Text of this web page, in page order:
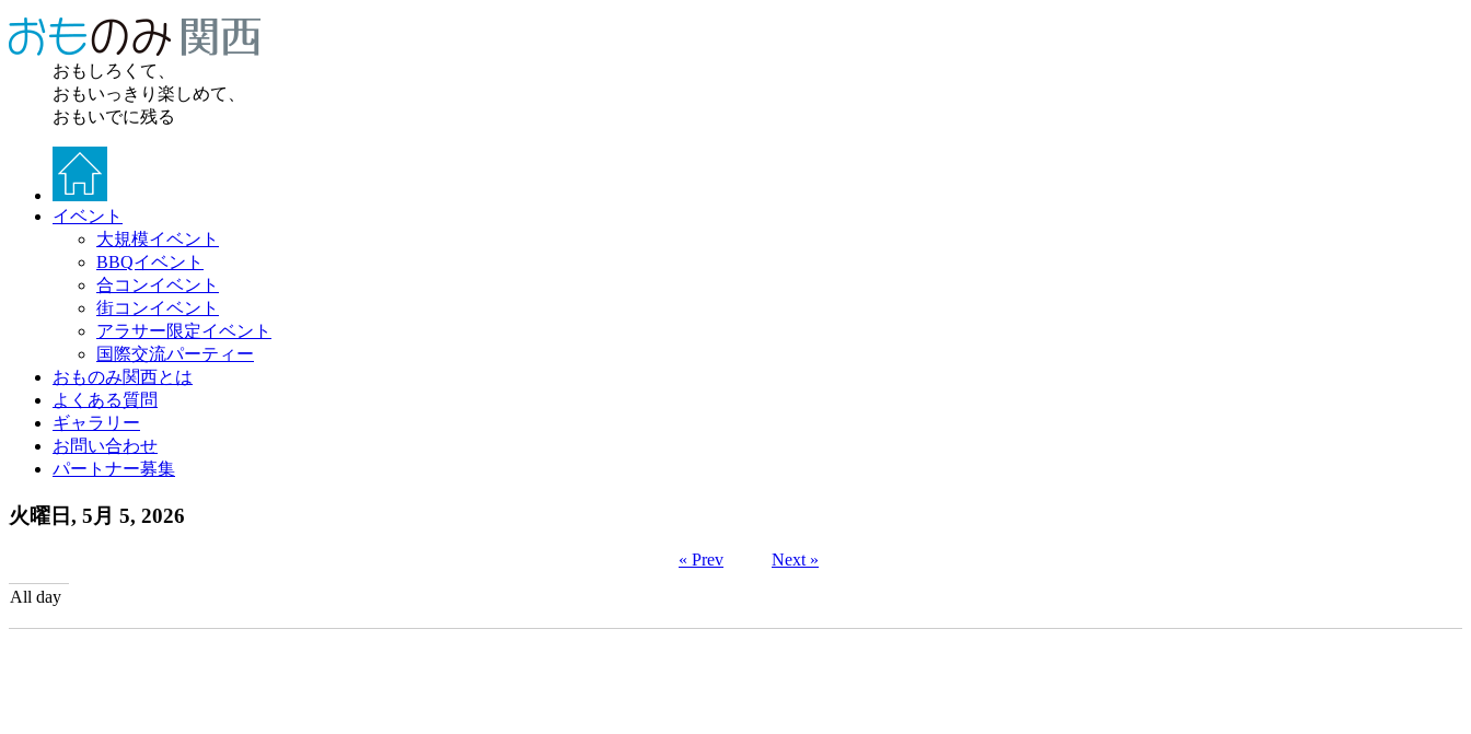
おもしろくて、
おもいっきり楽しめて、
おもいでに残る
イベント
大規模イベント
BBQイベント
合コンイベント
街コンイベント
アラサー限定イベント
国際交流パーティー
おものみ関西とは
よくある質問
ギャラリー
お問い合わせ
パートナー募集
火曜日, 5月 5, 2026
« Prev
Next »
All day